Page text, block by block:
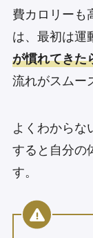
費カロリーも
は、最初は運
が慣れてきた
流れがスムー
よくわからな
すると自分の
す。